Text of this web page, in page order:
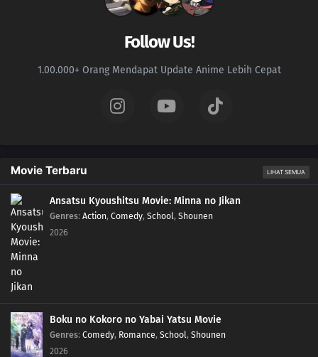
Follow Us!
1.00.000+ Orang Mendapat Update Anime Lebih Cepat
Movie Terbaru LIHAT SEMUA
Ansatsu Kyoushitsu Movie: Minna no Jikan
Genres: Action, Comedy, School, Shounen
2026
Boku no Kokoro no Yabai Yatsu Movie
Genres: Comedy, Romance, School, Shounen
2026